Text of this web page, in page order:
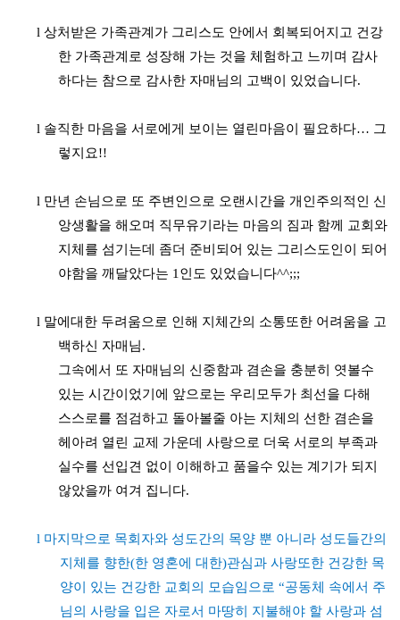
l 상처받은 가족관계가 그리스도 안에서 회복되어지고 건강
한 가족관계로 성장해 가는 것을 체험하고 느끼며 감사
하다는 참으로 감사한 자매님의 고백이 있었습니다.
l 솔직한 마음을 서로에게 보이는 열린마음이 필요하다… 그
렇지요!!
l 만년 손님으로 또 주변인으로 오랜시간을 개인주의적인 신
앙생활을 해오며 직무유기라는 마음의 짐과 함께 교회와
지체를 섬기는데 좀더 준비되어 있는 그리스도인이 되어
야함을 깨달았다는 1 인도 있었습니다^^;;;
l 말에대한 두려움으로 인해 지체간의 소통또한 어려움을 고
백하신 자매님.
그속에서 또 자매님의 신중함과 겸손을 충분히 엿볼수
있는 시간이었기에 앞으로는 우리모두가 최선을 다해
스스로를 점검하고 돌아볼줄 아는 지체의 선한 겸손을
헤아려 열린 교제 가운데 사랑으로 더욱 서로의 부족과
실수를 선입견 없이 이해하고 품을수 있는 계기가 되지
않았을까 여겨 집니다.
l 마지막으로 목회자와 성도간의 목양 뿐 아니라 성도들간의
지체를 향한(한 영혼에 대한)관심과 사랑또한 건강한 목
양이 있는 건강한 교회의 모습임으로“공동체 속에서 주
님의 사랑을 입은 자로서 마땅히 지불해야 할 사랑과 섬